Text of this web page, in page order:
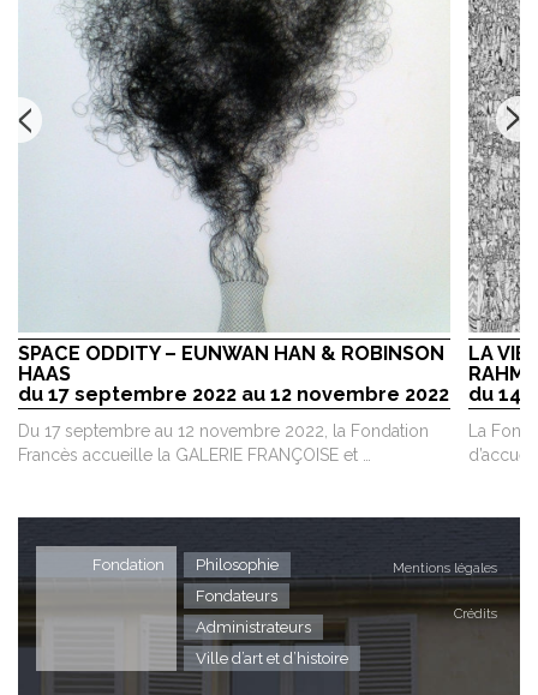
SPACE ODDITY – EUNWAN HAN & ROBINSON
HAAS
du 17 septembre 2022 au 12 novembre 2022
Du 17 septembre au 12 novembre 2022, la Fondation
Francès accueille la GALERIE FRANÇOISE et …
LA VIE
du 14
La
Mentions légales
Crédits
Fondation
Philosophie
Fondateurs
Administrateurs
Ville d’art et d’histoire